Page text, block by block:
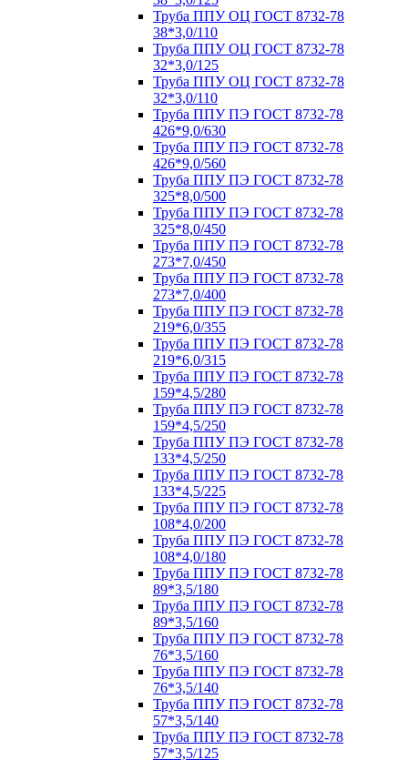
Труба ППУ ОЦ ГОСТ 8732-78
38*3,0/110
Труба ППУ ОЦ ГОСТ 8732-78
32*3,0/125
Труба ППУ ОЦ ГОСТ 8732-78
32*3,0/110
Труба ППУ ПЭ ГОСТ 8732-78
426*9,0/630
Труба ППУ ПЭ ГОСТ 8732-78
426*9,0/560
Труба ППУ ПЭ ГОСТ 8732-78
325*8,0/500
Труба ППУ ПЭ ГОСТ 8732-78
325*8,0/450
Труба ППУ ПЭ ГОСТ 8732-78
273*7,0/450
Труба ППУ ПЭ ГОСТ 8732-78
273*7,0/400
Труба ППУ ПЭ ГОСТ 8732-78
219*6,0/355
Труба ППУ ПЭ ГОСТ 8732-78
219*6,0/315
Труба ППУ ПЭ ГОСТ 8732-78
159*4,5/280
Труба ППУ ПЭ ГОСТ 8732-78
159*4,5/250
Труба ППУ ПЭ ГОСТ 8732-78
133*4,5/250
Труба ППУ ПЭ ГОСТ 8732-78
133*4,5/225
Труба ППУ ПЭ ГОСТ 8732-78
108*4,0/200
Труба ППУ ПЭ ГОСТ 8732-78
108*4,0/180
Труба ППУ ПЭ ГОСТ 8732-78
89*3,5/180
Труба ППУ ПЭ ГОСТ 8732-78
89*3,5/160
Труба ППУ ПЭ ГОСТ 8732-78
76*3,5/160
Труба ППУ ПЭ ГОСТ 8732-78
76*3,5/140
Труба ППУ ПЭ ГОСТ 8732-78
57*3,5/140
Труба ППУ ПЭ ГОСТ 8732-78
57*3,5/125